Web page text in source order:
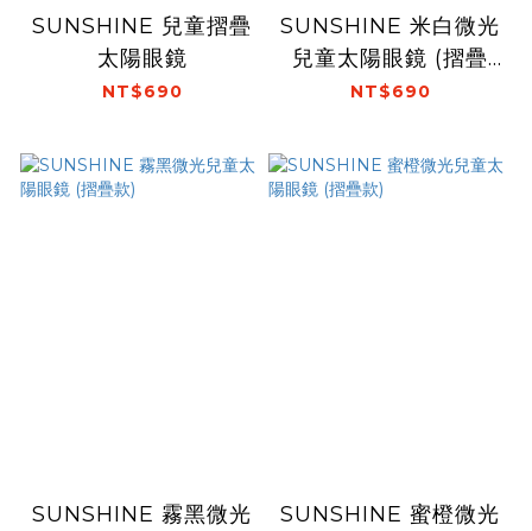
SUNSHINE 兒童摺疊
太陽眼鏡
NT$690
SUNSHINE 米白微光
兒童太陽眼鏡 (摺疊
款)
NT$690
SUNSHINE 霧黑微光
SUNSHINE 蜜橙微光